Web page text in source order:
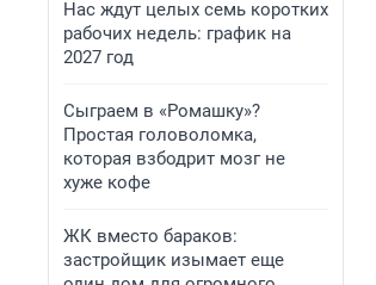
Нас ждут целых семь коротких
рабочих недель: график на
2027 год
Сыграем в «Ромашку»?
Простая головоломка,
которая взбодрит мозг не
хуже кофе
ЖК вместо бараков:
застройщик изымает еще